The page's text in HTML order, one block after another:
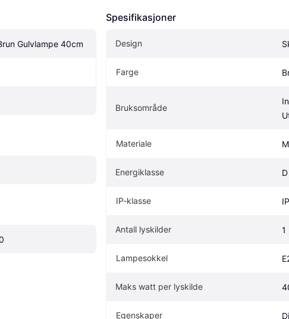
Gulvlampe 40cm
Spesifikasjoner
Design
Farge
Bruksområde
Materiale
Energiklasse D
IP-klasse
Antall lyskilder 1
Lampesokkel
Maks watt per lyskilde
Egenskaper